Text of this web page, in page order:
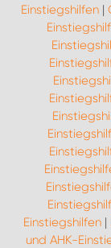
Einstiegshilfen|
Einstiegshilfen|
und AHK-